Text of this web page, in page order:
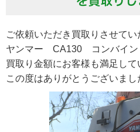
ご依頼いただき買取りさせてい
ヤンマー CA130 コンバイン
買取り金額にお客様も満足して
この度はありがとうございまし